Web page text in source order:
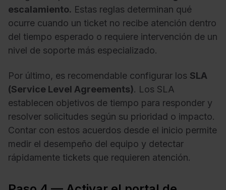
escalamiento. Estas reglas determinan qué
ocurre cuando un ticket no recibe atención dentro
del tiempo esperado o requiere intervención de un
nivel de soporte más especializado.
Por último, es recomendable configurar los SLA
(Service Level Agreements). Los SLA
establecen objetivos de tiempo para responder y
resolver solicitudes según su prioridad o impacto.
Contar con estos acuerdos desde el inicio permite
medir el desempeño del equipo y detectar
rápidamente tickets que requieren atención.